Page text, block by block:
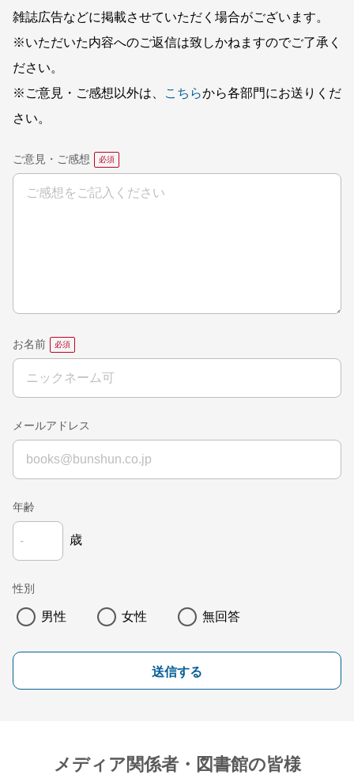
雑誌広告などに掲載させていただく場合がございます。
※いただいた内容へのご返信は致しかねますのでご了承く
ださい。
※ご意見・ご感想以外は、
こちらから各部門にお送りくだ
さい。
ご意見・ご感想
お名前
メールアドレス
年齢
歳
性別
男性 女性 無回答
送信する
メディア関係者・図書館の皆様